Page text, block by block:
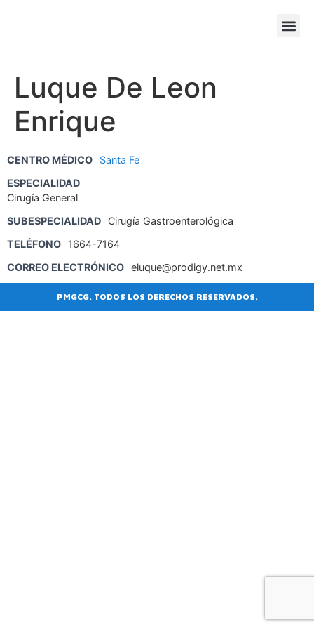
Luque De Leon
Enrique
CENTRO MÉDICO
Santa Fe
ESPECIALIDAD
Cirugía General
SUBESPECIALIDAD
Cirugía Gastroenterológica
TELÉFONO
1664-7164
CORREO ELECTRÓNICO eluque@prodigy.net.mx
PMGCG. TODOS LOS DERECHOS RESERVADOS.